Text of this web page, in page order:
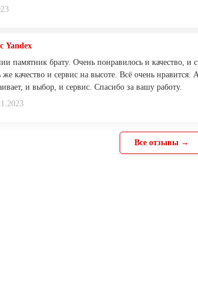
Yandex
памятник брату. Очень понравилось и качество, и
качество и сервис на высоте. Всё очень
и выбор, и сервис. Спасибо за вашу работу.
Все отзывы →